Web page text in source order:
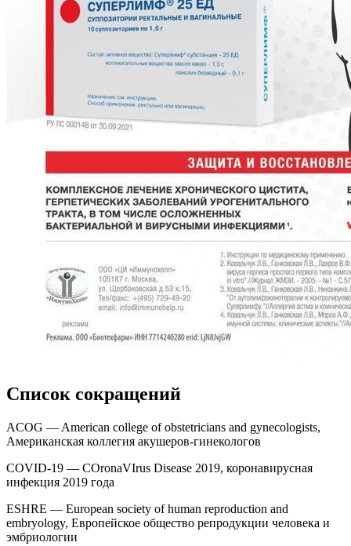
Список сокращений
ACOG — American college of obstetricians and gynecologists,
Американская коллегия акушеров-гинекологов
COVID-19 — COronaVIrus Disease 2019, коронавирусная
инфекция 2019 года
ESHRE — European society of human reproduction and
embryology, Европейское общество репродукции человека и
эмбриологии